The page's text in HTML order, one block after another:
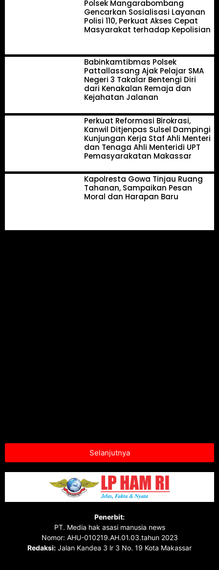
Polsek Mangarabombang
Gencarkan Sosialisasi Layanan
Polisi 110, Perkuat Akses Cepat
Masyarakat terhadap Kepolisian
Babinkamtibmas Polsek
Pattallassang Ajak Pelajar SMA
Negeri 3 Takalar Bentengi Diri
dari Kenakalan Remaja dan
Kejahatan Jalanan
Perkuat Reformasi Birokrasi,
Kanwil Ditjenpas Sulsel Dampingi
Kunjungan Kerja Staf Ahli Menteri
dan Tenaga Ahli Menteridi UPT
Pemasyarakatan Makassar
Kapolresta Gowa Tinjau Ruang
Tahanan, Sampaikan Pesan
Moral dan Harapan Baru
Selanjutnya
Penerbit:
PT. Media hak asasi manusia news
Nomor: AHU-010219.AH.01.03.tahun 2023
Redaksi: Jalan Kandea 3 lr 3 No. 19 Kota Makassar